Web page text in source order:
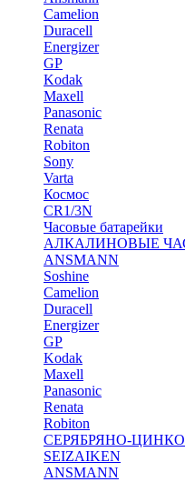
Camelion
Duracell
Energizer
GP
Kodak
Maxell
Panasonic
Renata
Robiton
Sony
Varta
Космос
CR1/3N
Часовые батарейки
АЛКАЛИНОВЫЕ
ANSMANN
Soshine
Camelion
Duracell
Energizer
GP
Kodak
Maxell
Panasonic
Renata
Robiton
СЕРЯБРЯНО-
SEIZAIKEN
ANSMANN